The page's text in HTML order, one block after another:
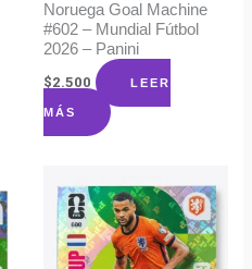
Noruega Goal Machine
#602 – Mundial Fútbol
2026 – Panini
$2.500 LEER
MÁS